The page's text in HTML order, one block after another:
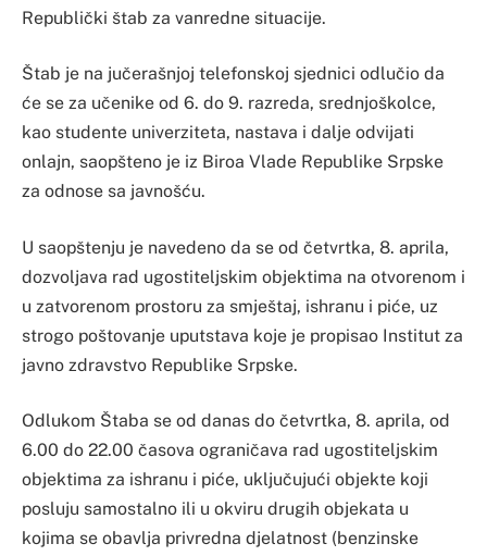
Republički štab za vanredne situacije.
Štab je na jučerašnjoj telefonskoj sjednici odlučio da
će se za učenike od 6. do 9. razreda, srednjoškolce,
kao studente univerziteta, nastava i dalje odvijati
onlajn, saopšteno je iz Biroa Vlade Republike Srpske
za odnose sa javnošću.
U saopštenju je navedeno da se od četvrtka, 8. aprila,
dozvoljava rad ugostiteljskim objektima na otvorenom i
u zatvorenom prostoru za smještaj, ishranu i piće, uz
strogo poštovanje uputstava koje je propisao Institut za
javno zdravstvo Republike Srpske.
Odlukom Štaba se od danas do četvrtka, 8. aprila, od
6.00 do 22.00 časova ograničava rad ugostiteljskim
objektima za ishranu i piće, uključujući objekte koji
posluju samostalno ili u okviru drugih objekata u
kojima se obavlja privredna djelatnost (benzinske